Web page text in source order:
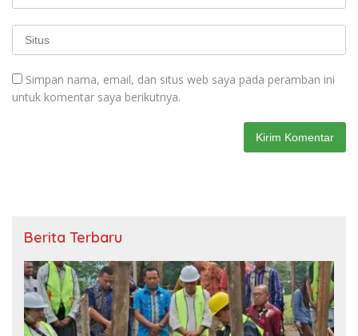
Simpan nama, email, dan situs web saya pada peramban ini
untuk komentar saya berikutnya.
Berita Terbaru